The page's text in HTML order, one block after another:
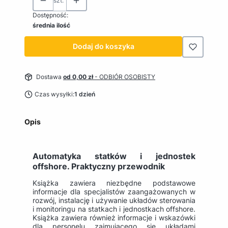
Dostępność:
średnia ilość
Dodaj do koszyka
Dostawa od 0,00 zł- ODBIÓR OSOBISTY
Czas wysyłki:1 dzień
Opis
Automatyka statków i jednostek
offshore. Praktyczny przewodnik
Książka zawiera niezbędne podstawowe
informacje dla specjalistów zaangażowanych w
rozwój, instalację i używanie układów sterowania
i monitoringu na statkach i jednostkach offshore.
Książka zawiera również informacje i wskazówki
dla personelu zajmującego się układami